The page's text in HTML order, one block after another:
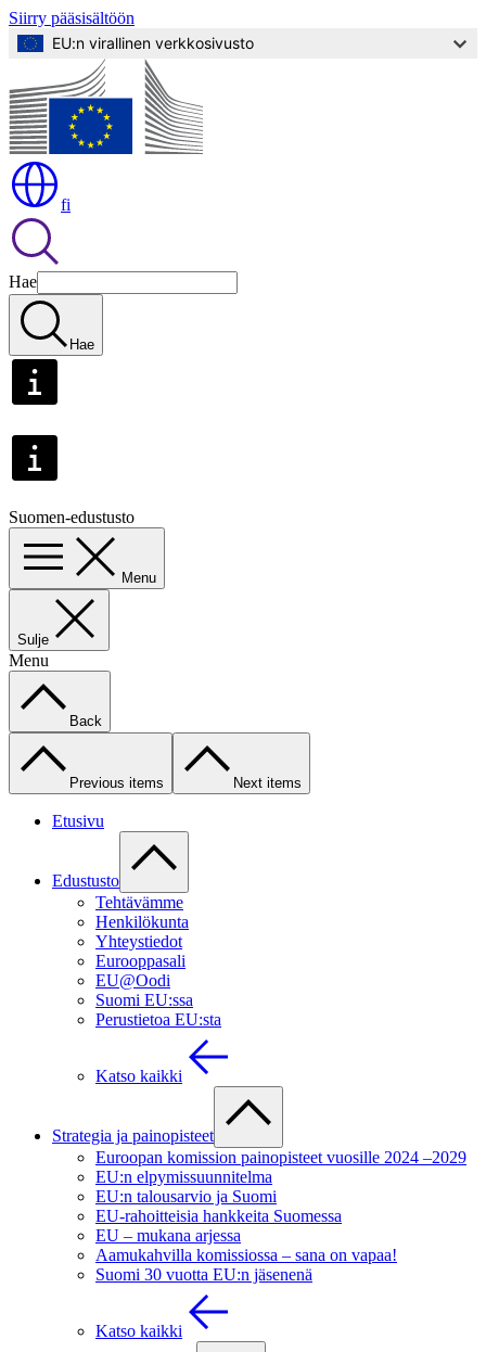
Siirry pääsisältöön
EU:n virallinen verkkosivusto
fi
Hae
Hae
Suomen-edustusto
Menu
Sulje
Menu
Back
Previous items Next items
Etusivu
Edustusto
Tehtävämme
Henkilökunta
Yhteystiedot
Eurooppasali
EU@Oodi
Suomi EU:ssa
Perustietoa EU:sta
Katso kaikki
Strategia ja painopisteet
Euroopan komission painopisteet vuosille 2024 –2029
EU:n elpymissuunnitelma
EU:n talousarvio ja Suomi
EU-rahoitteisia hankkeita Suomessa
EU – mukana arjessa
Aamukahvilla komissiossa – sana on vapaa!
Suomi 30 vuotta EU:n jäsenenä
Katso kaikki